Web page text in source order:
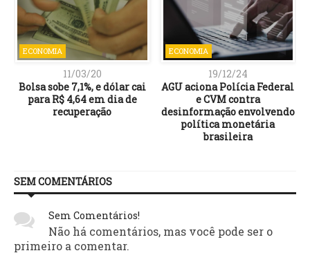
ECONOMIA
11/03/20
Bolsa sobe 7,1%, e dólar cai
para R$ 4,64 em dia de
recuperação
ECONOMIA
19/12/24
AGU aciona Polícia Federal
e CVM contra
desinformação envolvendo
política monetária
brasileira
SEM COMENTÁRIOS
Sem Comentários!
Não há comentários, mas você pode ser o
primeiro a comentar.